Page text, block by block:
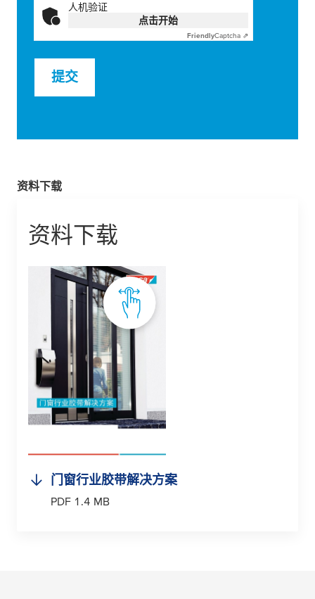
人机验证
点击开始
FriendlyCaptcha ⇗
提交
资料下载
资料下载
门窗行业胶带解决方案
PDF 1.4 MB